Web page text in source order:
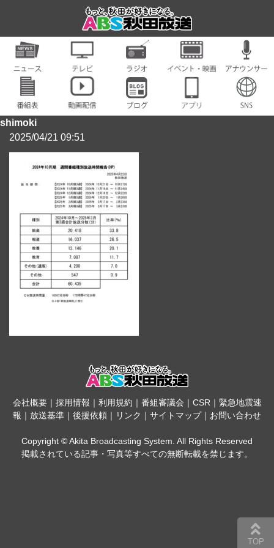
shimoki
2025/04/21 09:51
会社概要｜ 採用情報 ｜ 利用規約 ｜ 番組審議会 ｜ CSR｜ 緊急地震速
報 ｜ 放送基準 ｜ 後援依頼 ｜ リンク ｜ サイトマップ｜ お問い合わせ
Copyright © Akita Broadcasting System. All Rights Reserved
掲載されている記事・写真等すべての無断転載を禁じます。